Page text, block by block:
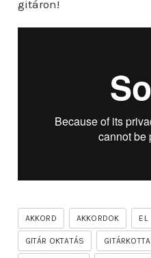
gitáron!
AKKORD AKKORDOK EL
GITÁR OKTATÁS GITÁRKOTTA